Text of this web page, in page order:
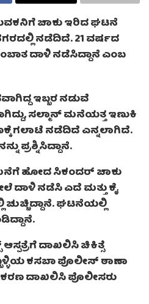
ಚಾಕು ಇರಿದ ಘಟನೆ
ನಡೆದಿದೆ. 21 ವರ್ಷದ
ದಾಳಿ ನಡೆಸಿದ್ದಾನೆ ಎಂಬ
ಇಬ್ಬರ ನಡುವೆ
ಸಲ್ಮಾನ್ ಮನೆಯತ್ತ ಇಣುಕಿ
ಗಲಾಟೆ ನಡೆದಿದೆ ಎನ್ನಲಾಗಿದೆ.
ಪ್ರಶ್ನಿಸಿದ್ದಾನೆ.
ಹೋದ ಸಿಕಂದರ್ ಚಾಕು
ದಾಳಿ ನಡೆಸಿ ಎದೆ ಮತ್ತು ಕೈ
ಚುಚ್ಚಿದ್ದಾನೆ. ಘಟನೆಯಲ್ಲಿ
ದಾಖಲಿಸಿ ಚಿಕಿತ್ಸೆ
ಕಸಬಾ ಪೊಲೀಸ್ ಠಾಣಾ
ದಾಖಲಿಸಿ ಪೊಲೀಸರು